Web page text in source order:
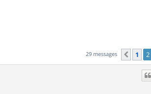
29 messages 1 2